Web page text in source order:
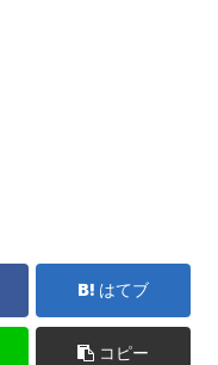
はてブ
コピー